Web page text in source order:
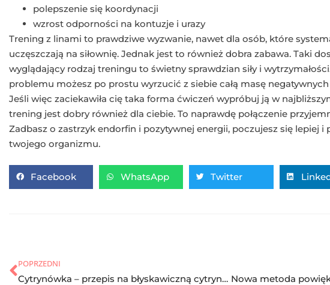
polepszenie się koordynacji
wzrost odporności na kontuzje i urazy
Trening z linami to prawdziwe wyzwanie, nawet dla osób, które
uczęszczają na siłownię. Jednak jest to również dobra zabawa. Taki
wyglądający rodzaj treningu to świetny sprawdzian siły i
problemu możesz po prostu wyrzucić z siebie całą masę
Jeśli więc zaciekawiła cię taka forma ćwiczeń wypróbuj ją w
trening jest dobry również dla ciebie. To naprawdę połączenie
Zadbasz o zastrzyk endorfin i pozytywnej energii, poczujesz się lepiej i
twojego organizmu.
Facebook WhatsApp Twitter
POPRZEDNI
Cytrynówka – przepis na błyskawiczną cytrynówkę